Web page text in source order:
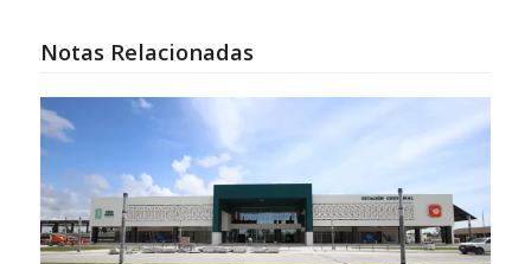
Notas Relacionadas